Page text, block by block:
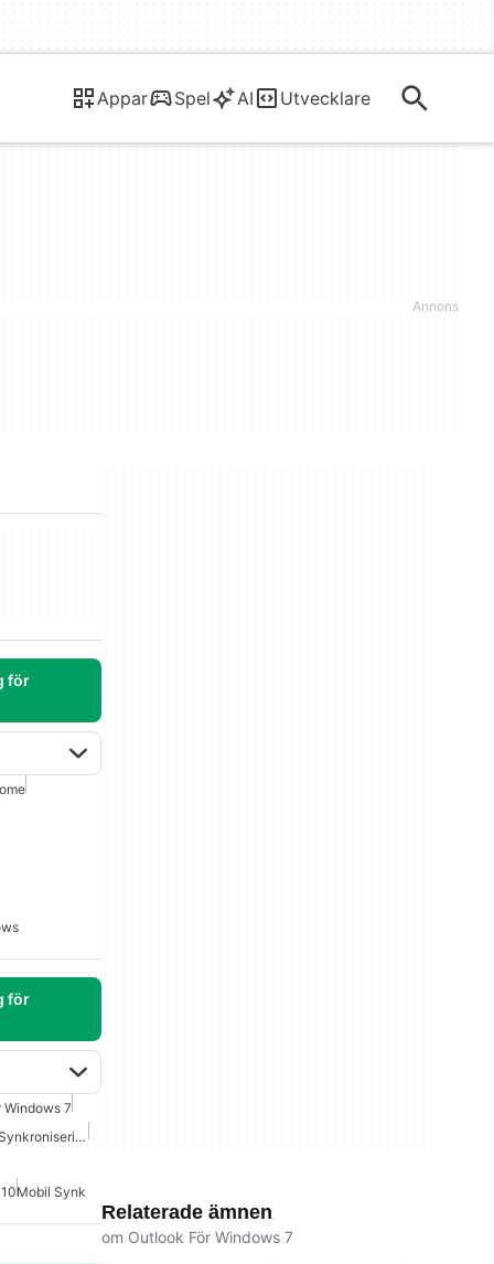
Appar Spel AI Utvecklare
för
för
Windows 7
Säkerhetskopiering Och Synkronisering För Mac
Mobil Synk
Relaterade ämnen
om Outlook För Windows 7